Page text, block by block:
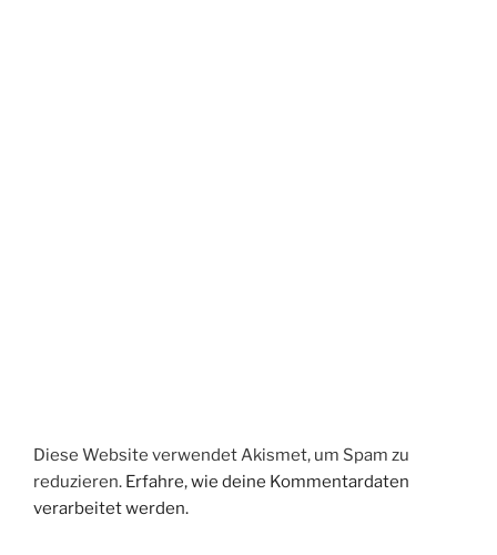
Diese Website verwendet Akismet, um Spam zu
reduzieren. Erfahre, wie deine Kommentardaten
verarbeitet werden.